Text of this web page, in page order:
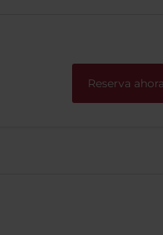
Reserva ahora